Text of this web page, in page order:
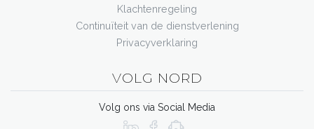
Klachtenregeling
Continuïteit van de dienstverlening
Privacyverklaring
VOLG NORD
Volg ons via Social Media